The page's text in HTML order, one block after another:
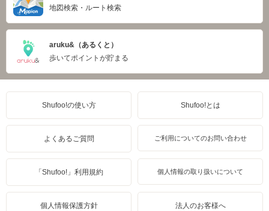
地図検索・ルート検索
aruku&（あるくと）
歩いてポイントが貯まる
Shufoo!の使い方 Shufoo!とは
よくあるご質問 ご利用についてのお問い合わせ
「Shufoo!」利用規約 個人情報の取り扱いについて
個人情報保護方針 法人のお客様へ